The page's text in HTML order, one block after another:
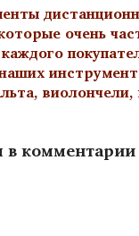
очень
в